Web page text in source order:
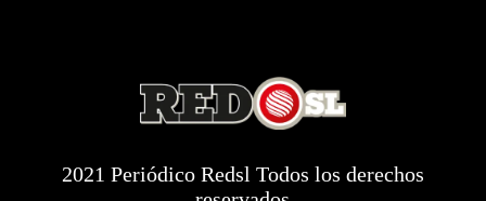
2021 Periódico Redsl Todos los derechos